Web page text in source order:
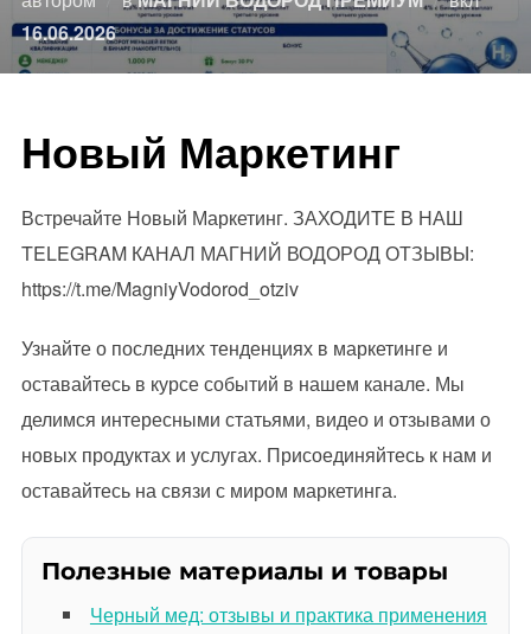
16.06.2026
Новый Маркетинг
Встречайте Новый Маркетинг. ЗАХОДИТЕ В НАШ
TELEGRAM КАНАЛ МАГНИЙ ВОДОРОД ОТЗЫВЫ:
https://t.me/MagniyVodorod_otziv
Узнайте о последних тенденциях в маркетинге и
оставайтесь в курсе событий в нашем канале. Мы
делимся интересными статьями, видео и отзывами о
новых продуктах и услугах. Присоединяйтесь к нам и
оставайтесь на связи с миром маркетинга.
Полезные материалы и товары
Черный мед: отзывы и практика применения